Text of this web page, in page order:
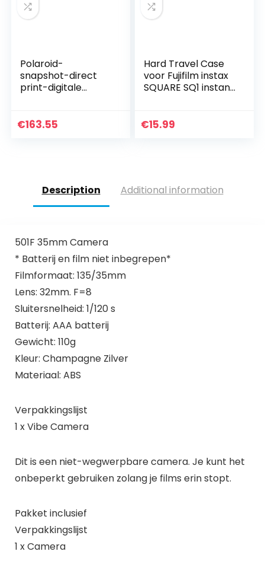
Polaroid-
snapshot-direct
print-digitale
rood, LCD Display
€163.55
Hard Travel Case
voor Fujifilm instax
SQUARE SQ1 instant
Case, Oranje)
€15.99
Description Additional information
501F 35mm Camera
* Batterij en film niet inbegrepen*
Filmformaat: 135/35mm
Lens: 32mm. F=8
Sluitersnelheid: 1/120 s
Batterij: AAA batterij
Gewicht: 110g
Kleur: Champagne Zilver
Materiaal: ABS
Verpakkingslijst
1 x Vibe Camera
Dit is een niet-wegwerpbare camera. Je kunt het
onbeperkt gebruiken zolang je films erin stopt.
Pakket inclusief
Verpakkingslijst
1 x Camera